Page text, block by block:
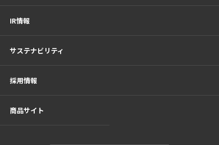
IR情報
サステナビリティ
採用情報
商品サイト